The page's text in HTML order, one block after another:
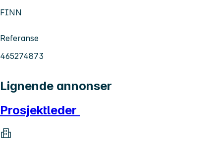
FINN
Referanse
465274873
Lignende annonser
Prosjektleder